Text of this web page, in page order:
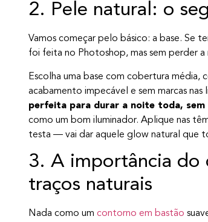
2. Pele natural: o
Vamos começar pelo básico: a base. Se
foi feita no Photoshop, mas sem perder a
Escolha uma base com cobertura média,
acabamento impecável e sem marcas
perfeita para durar a noite toda, sem
como um bom iluminador. Aplique nas
testa — vai dar aquele glow natural que
3. A importância do
traços naturais
Nada como um contorno em bastão